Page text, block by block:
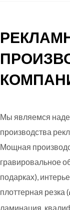
Мы являемся
производства
Мощная
гравировальное
подарках),
плоттерная резка (
ламинация,